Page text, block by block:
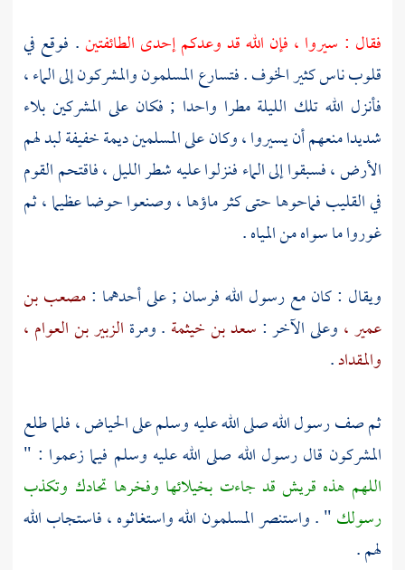
فقال : سيروا ، فإن الله قد وعدكم إحدى الطائفتين. فوقع في
قلوب ناس كثير الخوف . فتسارع المسلمون والمشركون إلى الماء ،
فأنزل الله تلك الليلة مطرا واحدا ; فكان على المشركين بلاء
شديدا منعهم أن يسيروا ، وكان على المسلمين ديمة خفيفة لبد لهم
الأرض ، فسبقوا إلى الماء فنزلوا عليه شطر الليل ، فاقتحم القوم
فيالقليبفماحوها حتى كثر ماؤها ، وصنعوا حوضا عظيما ، ثم
غوروا ما سواه من المياه .
ويقال : كان مع رسول الله فرسان ; على أحدهما :مصعب بن
عمير ، وعلى الآخر : سعد بن خيثمة . ومرة الزبير بن العوام ،
والمقداد.
ثم صف رسول الله صلى الله عليه وسلم على الحياض ، فلما طلع
المشركون قال رسول الله صلى الله عليه وسلم فيما زعموا : "
اللهم هذه قريش قد جاءت بخيلائها وفخرها تحادك وتكذب
رسولك" . واستنصر المسلمون الله واستغاثوه ، فاستجاب الله
لهم .